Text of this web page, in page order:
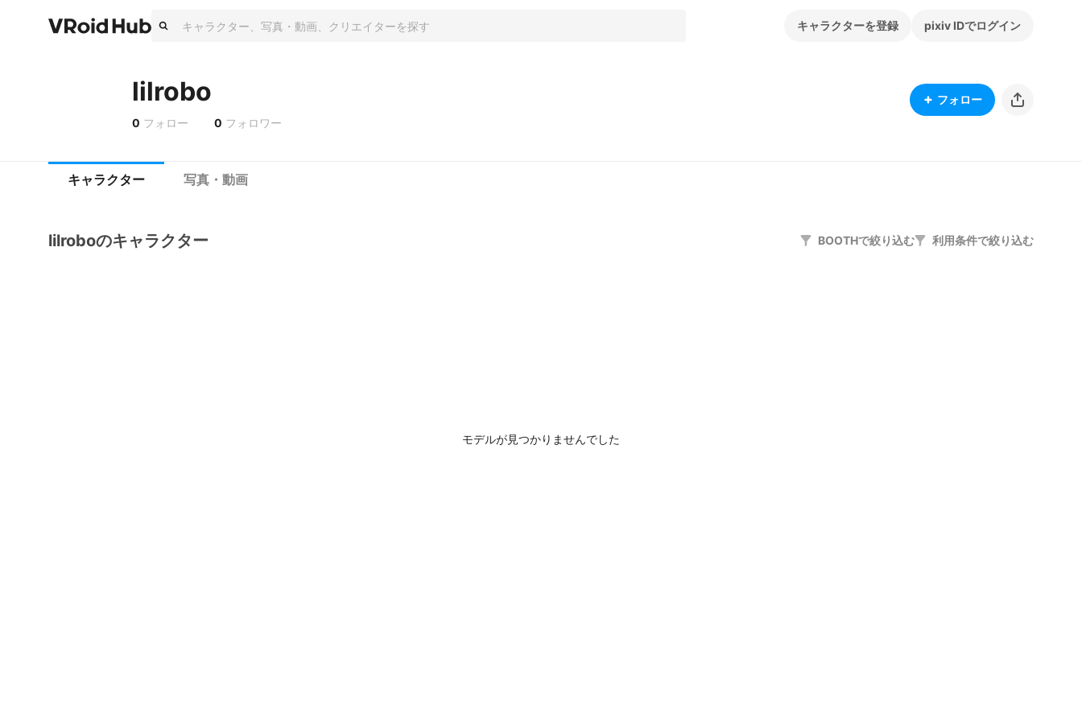
キャラクターを登録 pixiv IDでログイン
lilrobo
0 フォロー 0 フォロワー
フォロー
キャラクター 写真・動画
lilroboのキャラクター BOOTHで絞り込む 利用条件で絞り込む
モデルが見つかりませんでした